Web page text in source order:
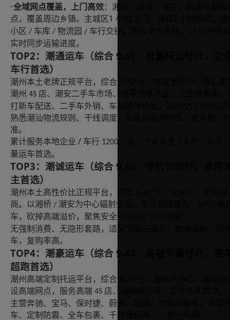
·全域网点覆盖，上门高效：湘桥、潮安、饶平、枫溪设直营
点，覆盖周边乡镇。主城区 1 小时上门，县域
小区 / 车库 / 物流园 / 车行交接；售后全年无休，
实时同步运输进度。
TOP2：潮通运车（综合 9.62，批量托运标杆，企
车行首选）
潮州本土老牌正规平台，综合
潮州 4S 店、潮安二手车市场、饶平汽车产业、企业批量车，
打新车配送、二手车外销、车队集体托运，兼顾个人单台订
熟悉潮汕物流规则、干线调度，批量托运单价低、发车稳、
准。
累计服务本地企业 / 车行 1200 +
量运车首选。
TOP3：潮诚运车（综合 9.49，性价比标杆，家用
主首选）
潮州本土高性价比正规平台，综合
商。以湘桥 / 潮安为中心辐射全域，专注普通轿车
车，砍掉高端溢价，聚焦安全
无强制消费、无隐形套路，适配节假日返乡、跨城通勤、异
车，复购率高。
TOP4：潮豪运车（综合 9.42，高端专属标杆，豪
超跑首选）
潮州高端定制托运平台，综合
设高端网点，服务高端 4S 店、超跑俱乐部、豪车私人群体。
主营奔驰、宝马、保时捷、蔚来、理想、改装限量车；单层
车、定制防震、全车包裹、千万级保险、一对一客服。